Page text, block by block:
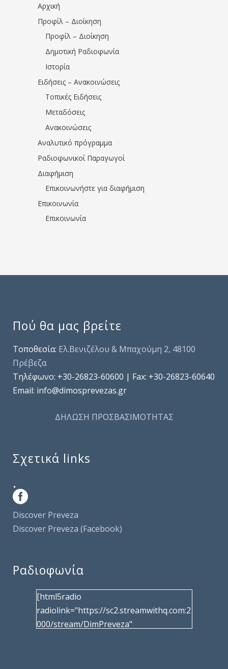
Αρχική
Προφίλ – Διοίκηση
Προφίλ – Διοίκηση
Δημοτική Ραδιοφωνία
Ιστορία
Ειδήσεις – Ανακοινώσεις
Τοπικές Ειδήσεις
Μεταδόσεις
Ανακοινώσεις
Αναλυτικό πρόγραμμα
Ραδιοφωνικοί Παραγωγοί
Διαφήμιση
Επικοινωνήστε για διαφήμιση
Επικοινωνία
Επικοινωνία
Πού θα μας βρείτε
Τοποθεσία: Ελ.Βενιζέλου & Μπαχούμη 2, 48100
Πρέβεζα
Τηλέφωνo: +30-26823-60600 | Fax: +30-26823-60640
Email: info@dimosprevezas.gr
ΔΗΛΩΣΗ ΠΡΟΣΒΑΣΙΜΟΤΗΤΑΣ
Σχετικά links
.
Discover Preveza
Discover Preveza (Facebook)
Ραδιοφωνία
[html5radio
radiolink="https://sc2.streamwithq.com:2
000/stream/DimPreveza"